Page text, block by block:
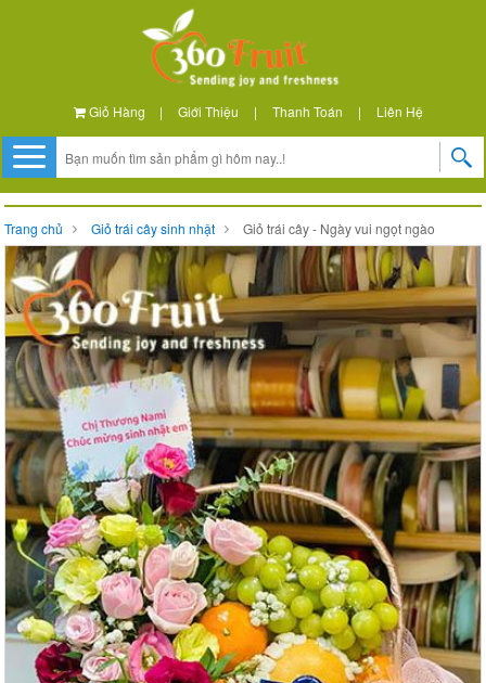
Giỏ Hàng | Giới Thiệu | Thanh Toán | Liên Hệ
Trang chủ Giỏ trái cây sinh nhật Giỏ trái cây - Ngày vui ngọt ngào